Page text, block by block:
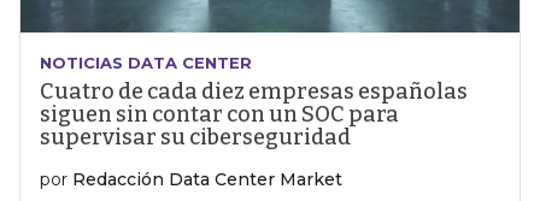
NOTICIAS DATA CENTER
Cuatro de cada diez empresas españolas
siguen sin contar con un SOC para
supervisar su ciberseguridad
por Redacción Data Center Market